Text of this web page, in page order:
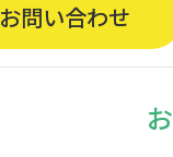
お問い合わせ